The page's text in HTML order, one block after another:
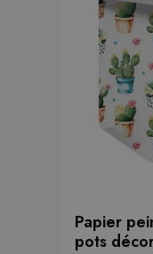
Papier
pots